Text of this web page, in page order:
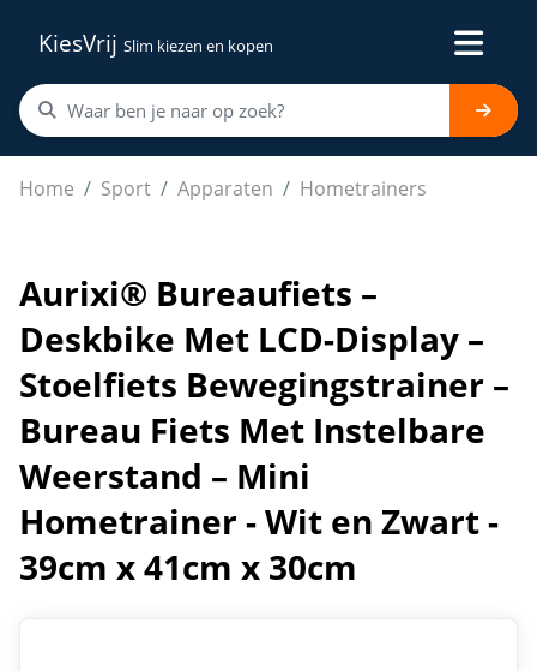
KiesVrij Slim kiezen en kopen
Home Sport Apparaten Hometrainers
Aurixi® Bureaufiets – Deskbike Met LCD-Display –
Aurixi® Bureaufiets –
Deskbike Met LCD-Display –
Stoelfiets Bewegingstrainer –
Bureau Fiets Met Instelbare
Weerstand – Mini
Hometrainer - Wit en Zwart -
39cm x 41cm x 30cm